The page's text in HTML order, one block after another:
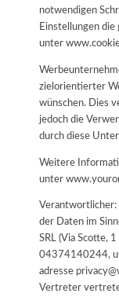
notwendigen
Einstellungen die
unter
zielorientierter
wünschen. Dies
jedoch die
durch diese
Weitere
unter
der Daten im
SRL (Via Scotte,
04374140244,
adresse
Vertreter